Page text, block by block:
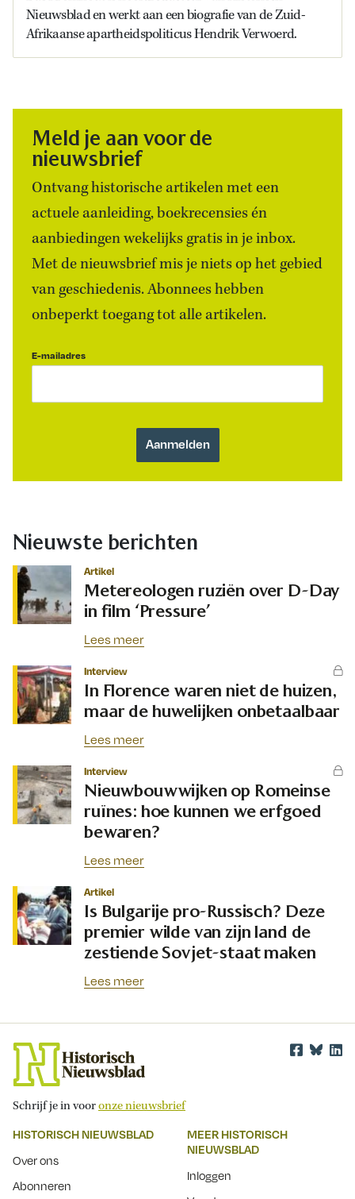
Nieuwsblad en werkt aan een biografie van de Zuid-
Afrikaanse apartheidspoliticus Hendrik Verwoerd.
Meld je aan voor de
nieuwsbrief
Ontvang historische artikelen met een
actuele aanleiding, boekrecensies én
aanbiedingen wekelijks gratis in je inbox.
Met de nieuwsbrief mis je niets op het gebied
van geschiedenis. Abonnees hebben
onbeperkt toegang tot alle artikelen.
E-mailadres
Nieuwste berichten
Artikel
Metereologen ruziën over D-Day
in film ‘Pressure’
Lees meer
Interview
In Florence waren niet de huizen,
maar de huwelijken onbetaalbaar
Lees meer
Interview
Nieuwbouwwijken op Romeinse
ruïnes: hoe kunnen we erfgoed
bewaren?
Lees meer
Artikel
Is Bulgarije pro-Russisch? Deze
premier wilde van zijn land de
zestiende Sovjet-staat maken
Lees meer
Schrijf je in vooronze nieuwsbrief
HISTORISCH NIEUWSBLAD
Over ons
Abonneren
MEER HISTORISCH
NIEUWSBLAD
Inloggen